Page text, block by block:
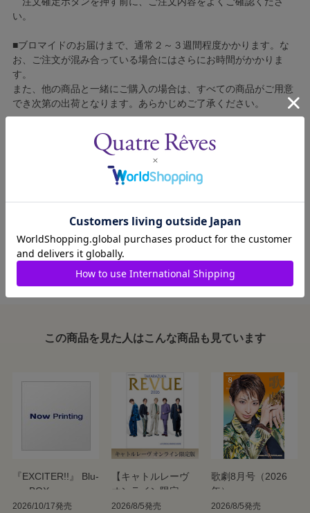
い。
■ブロマイドのお届けまで、通常２～３週間程度かかります。な
お、ご注文が混み合っている場合にはさらにお時間がかかりま
す。
また、他の商品と一緒にご購入の場合は、すべての商品がご用意
でき次第の出荷となります。あらかじめご了承ください。
■コンビニ決済をご利用の場合はご入金確認後の製造となりま
■ブロマイドの個包装はしておりません。
■ブロマイドに不良がございましたら、良品と交換いたしますの
で、お手数ですが弊社カスタマーセンターへご連絡ください。
この商品を見た人はこんな商品も見ています
『EXCITER!!』 Blu-
ray BOX
2026/10/17発売
【キャトルレーヴ
オンライン限定
版】TAKARAZUKA
2026/8/5発売
歌劇8月号（2026
年）
2026/8/5発売